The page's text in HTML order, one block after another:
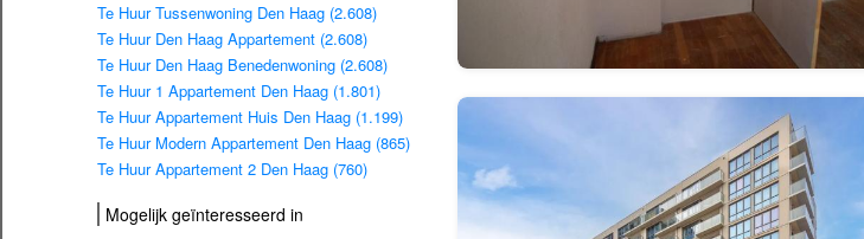
Te Huur Tussenwoning Den Haag (2.608)
Te Huur Den Haag Appartement (2.608)
Te Huur Den Haag Benedenwoning (2.608)
Te Huur 1 Appartement Den Haag (1.801)
Te Huur Appartement Huis Den Haag (1.199)
Te Huur Modern Appartement Den Haag (865)
Te Huur Appartement 2 Den Haag (760)
Mogelijk geïnteresseerd in